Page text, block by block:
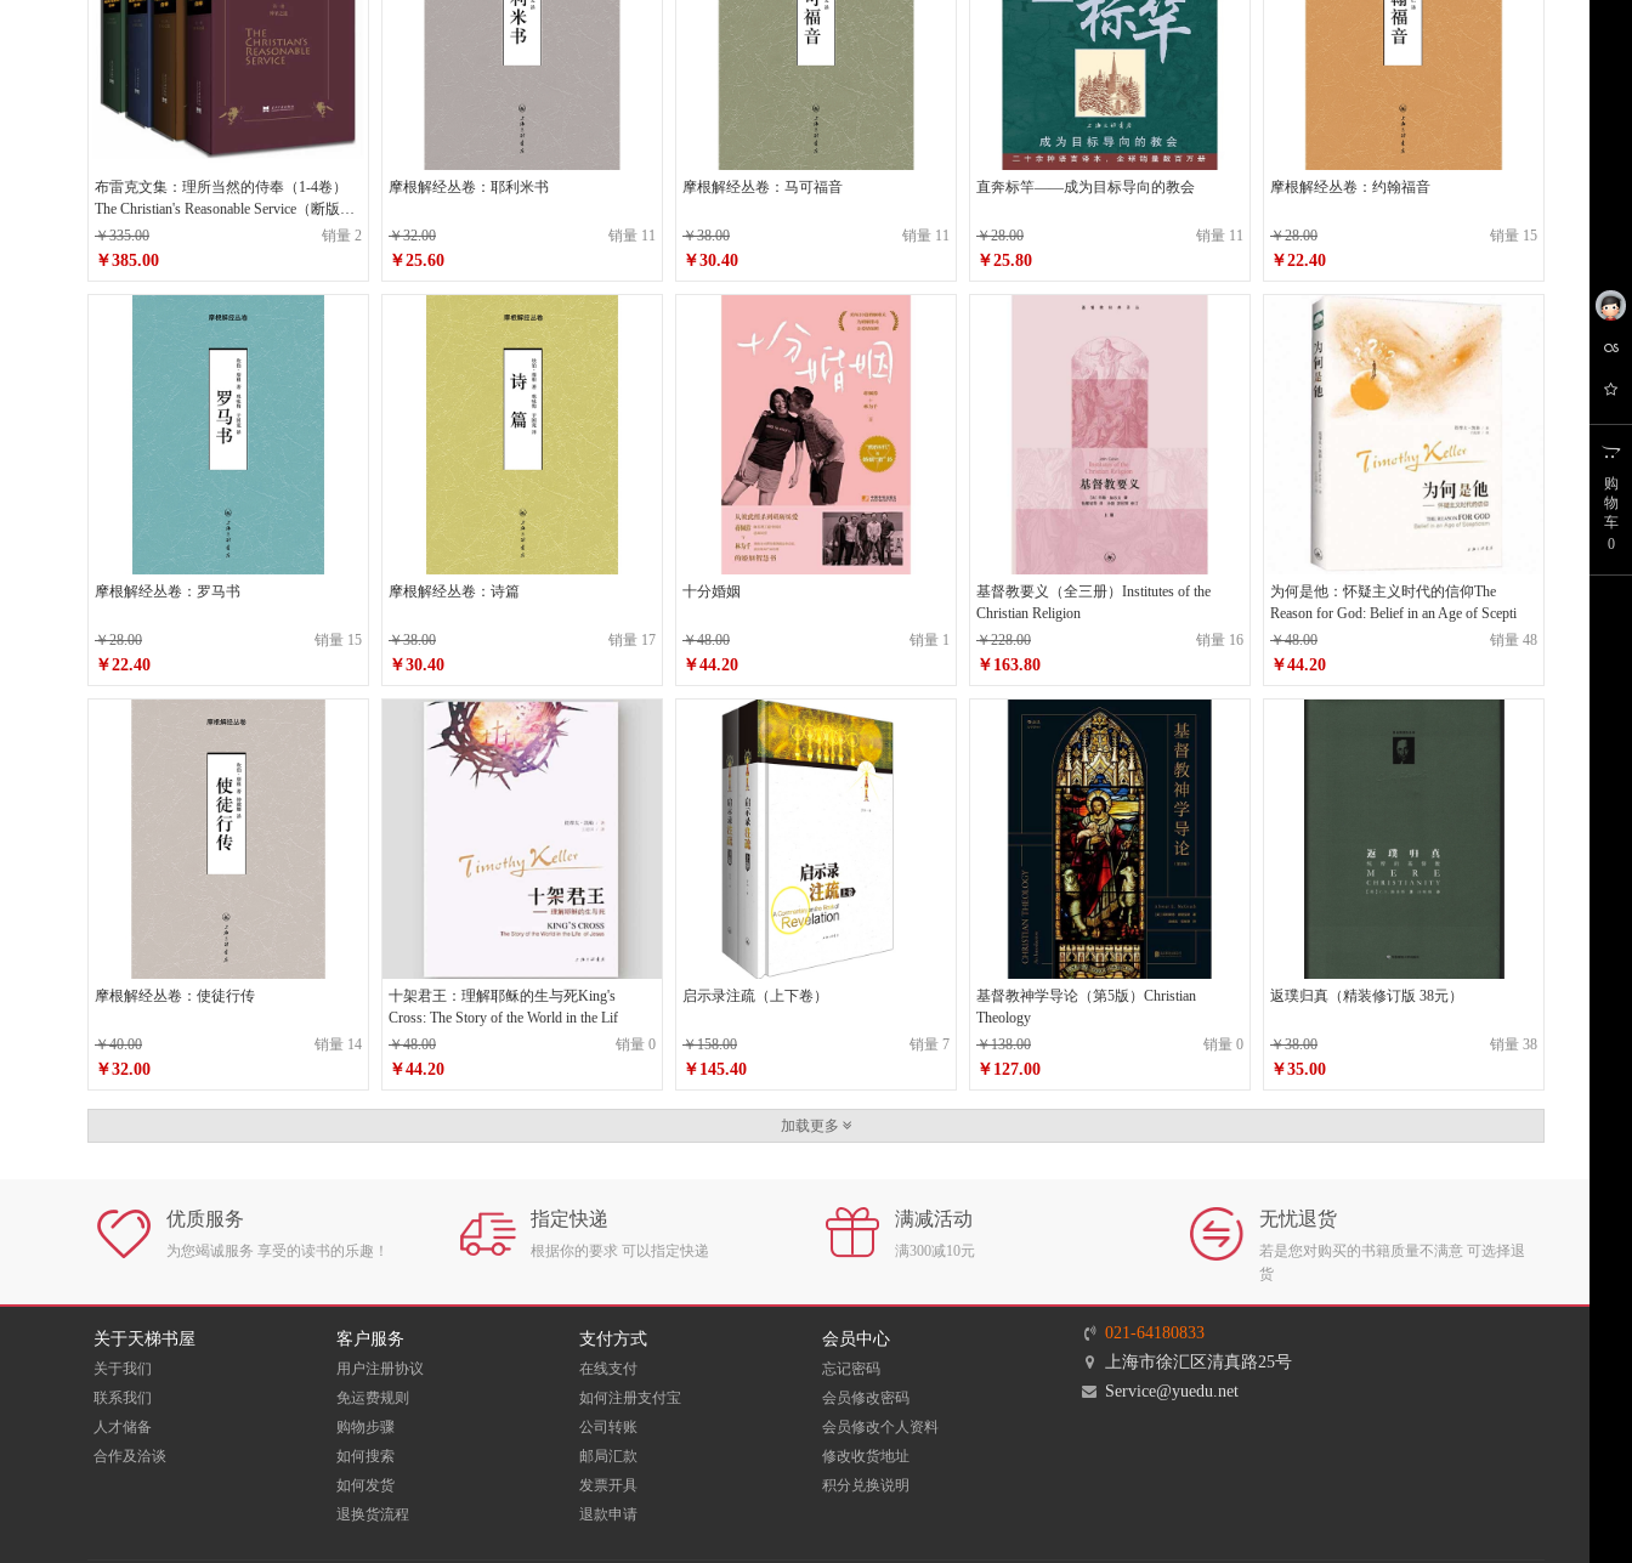
布雷克文集：理所当然的侍奉（1-4卷）
The Christian's Reasonable Service（断版珍
品）
￥335.00 销量 2
￥385.00
￥335.00
￥385.00
摩根解经丛卷：耶利米书
￥32.00 销量 11
￥25.60
￥32.00
￥25.60
摩根解经丛卷：马可福音
￥38.00 销量 11
￥30.40
￥38.00
￥30.40
直奔标竿——成为目标导向的教会
￥28.00 销量 11
￥25.80
摩根解经丛卷：约翰福音
￥28.00 销量 15
￥22.40
￥28.00
销售价
￥22.40
摩根解经丛卷：罗马书
￥28.00 销量 15
￥22.40
￥28.00
摩根解经丛卷：诗篇
￥38.00 销量 17
￥30.40
￥38.00
￥30.40
十分婚姻
￥48.00 销量 1
￥44.20
￥48.00
￥44.20
基督教要义（全三册）Institutes of the
Christian Religion
￥228.00
销量 16
￥163.80
￥228.00
￥163.80
为何是他：怀疑主义时代的信仰The
Reason for God: Belief in an Age of Scepti
￥48.00
销量 48
￥44.20
￥48.00
摩根解经丛卷：使徒行传
￥40.00 销量 14
￥32.00
原价 ￥40.00
十架君王：理解耶稣的生与死King's
Cross: The Story of the World in the Lif
￥48.00
销量 0
￥44.20
原价 ￥48.00
启示录注疏（上下卷）
￥158.00 销量 7
￥145.40
原价 ￥158.00
￥145.40
基督教神学导论（第5版）Christian
Theology
￥138.00
销量 0
￥127.00
原价 ￥138.00
返璞归真（精装修订版 38元）
￥38.00 销量 38
￥35.00
原价 ￥38.00
加载更多
优质服务
为您竭诚服务 享受的读书的乐趣！
指定快递
根据你的要求 可以指定快递
满减活动
满300减10元
无忧退货
若是您对购买的书籍质量不满意 可选择退
货
关于天梯书屋
关于我们
联系我们
人才储备
合作及洽谈
客户服务
用户注册协议
免运费规则
购物步骤
如何搜索
如何发货
退换货流程
支付方式
在线支付
如何注册支付宝
公司转账
邮局汇款
发票开具
退款申请
会员中心
忘记密码
会员修改密码
会员修改个人资料
修改收货地址
积分兑换说明
021-64180833
上海市徐汇区清真路25号
Service@yuedu.net
购
物
车
0